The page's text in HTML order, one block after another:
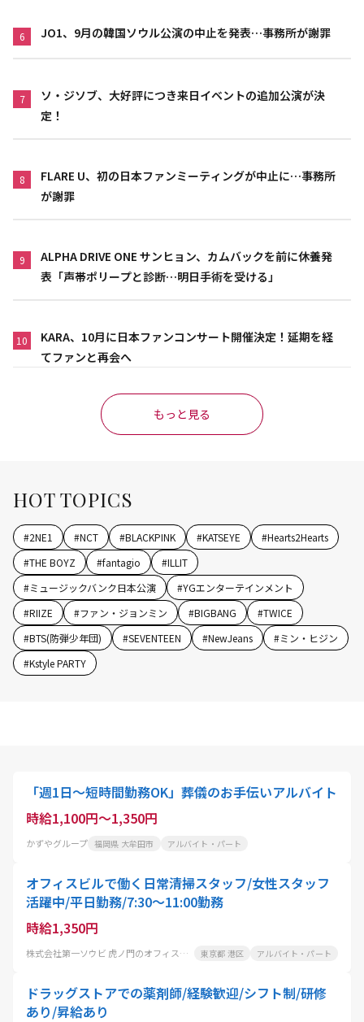
6 JO1、9月の韓国ソウル公演の中止を発表…事務所が謝罪
7
ソ・ジソブ、大好評につき来日イベントの追加公演が決
定！
8
FLARE U、初の日本ファンミーティングが中止に…事務所
が謝罪
9
ALPHA DRIVE ONE サンヒョン、カムバックを前に休養発
表「声帯ポリープと診断…明日手術を受ける」
10
KARA、10月に日本ファンコンサート開催決定！延期を経
てファンと再会へ
もっと見る
HOT TOPICS
#2NE1 #NCT #BLACKPINK #KATSEYE #Hearts2Hearts
#THE BOYZ #fantagio #ILLIT
#ミュージックバンク日本公演 #YGエンターテインメント
#RIIZE #ファン・ジョンミン #BIGBANG #TWICE
#BTS(防弾少年団) #SEVENTEEN #NewJeans #ミン・ヒジン
#Kstyle PARTY
「週1日～短時間勤務OK」葬儀のお手伝いアルバイト
時給1,100円～1,350円
かずやグループ 福岡県 大牟田市 アルバイト・パート
オフィスビルで働く日常清掃スタッフ/女性スタッフ
活躍中/平日勤務/7:30～11:00勤務
時給1,350円
株式会社第一ソウビ 虎ノ門のオフィスビル 東京都 港区 アルバイト・パート
ドラッグストアでの薬剤師/経験歓迎/シフト制/研修
あり/昇給あり